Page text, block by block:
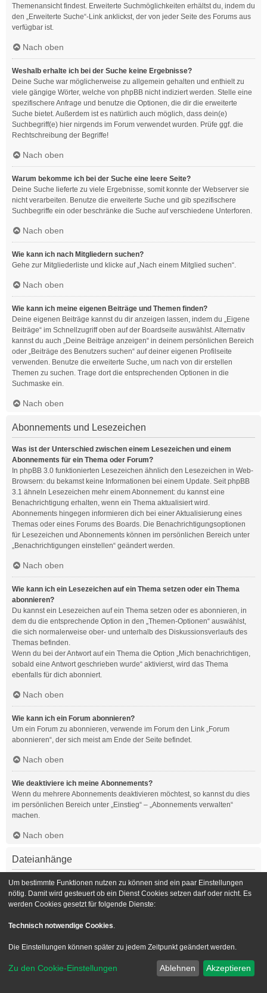
Themenansicht findest. Erweiterte Suchmöglichkeiten erhältst du, indem du
den „Erweiterte Suche“-Link anklickst, der von jeder Seite des Forums aus
verfügbar ist.
Nach oben
Weshalb erhalte ich bei der Suche keine Ergebnisse?
Deine Suche war möglicherweise zu allgemein gehalten und enthielt zu
viele gängige Wörter, welche von phpBB nicht indiziert werden. Stelle eine
spezifischere Anfrage und benutze die Optionen, die dir die erweiterte
Suche bietet. Außerdem ist es natürlich auch möglich, dass dein(e)
Suchbegriff(e) hier nirgends im Forum verwendet wurden. Prüfe ggf. die
Rechtschreibung der Begriffe!
Nach oben
Warum bekomme ich bei der Suche eine leere Seite?
Deine Suche lieferte zu viele Ergebnisse, somit konnte der Webserver sie
nicht verarbeiten. Benutze die erweiterte Suche und gib spezifischere
Suchbegriffe ein oder beschränke die Suche auf verschiedene Unterforen.
Nach oben
Wie kann ich nach Mitgliedern suchen?
Gehe zur Mitgliederliste und klicke auf „Nach einem Mitglied suchen“.
Nach oben
Wie kann ich meine eigenen Beiträge und Themen finden?
Deine eigenen Beiträge kannst du dir anzeigen lassen, indem du „Eigene
Beiträge“ im Schnellzugriff oben auf der Boardseite auswählst. Alternativ
kannst du auch „Deine Beiträge anzeigen“ in deinem persönlichen Bereich
oder „Beiträge des Benutzers suchen“ auf deiner eigenen Profilseite
verwenden. Benutze die erweiterte Suche, um nach von dir erstellen
Themen zu suchen. Trage dort die entsprechenden Optionen in die
Suchmaske ein.
Nach oben
Abonnements und Lesezeichen
Was ist der Unterschied zwischen einem Lesezeichen und einem
Abonnements für ein Thema oder Forum?
In phpBB 3.0 funktionierten Lesezeichen ähnlich den Lesezeichen in Web-
Browsern: du bekamst keine Informationen bei einem Update. Seit phpBB
3.1 ähneln Lesezeichen mehr einem Abonnement: du kannst eine
Benachrichtigung erhalten, wenn ein Thema aktualisiert wird.
Abonnements hingegen informieren dich bei einer Aktualisierung eines
Themas oder eines Forums des Boards. Die Benachrichtigungsoptionen
für Lesezeichen und Abonnements können im persönlichen Bereich unter
„Benachrichtigungen einstellen“ geändert werden.
Nach oben
Wie kann ich ein Lesezeichen auf ein Thema setzen oder ein Thema
abonnieren?
Du kannst ein Lesezeichen auf ein Thema setzen oder es abonnieren, in
dem du die entsprechende Option in den „Themen-Optionen“ auswählst,
die sich normalerweise ober- und unterhalb des Diskussionsverlaufs des
Themas befinden.
Wenn du bei der Antwort auf ein Thema die Option „Mich benachrichtigen,
sobald eine Antwort geschrieben wurde“ aktivierst, wird das Thema
ebenfalls für dich abonniert.
Nach oben
Wie kann ich ein Forum abonnieren?
Um ein Forum zu abonnieren, verwende im Forum den Link „Forum
abonnieren“, der sich meist am Ende der Seite befindet.
Nach oben
Wie deaktiviere ich meine Abonnements?
Wenn du mehrere Abonnements deaktivieren möchtest, so kannst du dies
im persönlichen Bereich unter „Einstieg“ – „Abonnements verwalten“
machen.
Nach oben
Dateianhänge
Welche Dateianhänge sind in diesem Forum zulässig?
Die Board-Administration kann bestimmte Dateitypen zulassen oder
verbieten. Falls du dir nicht sicher bist, welche Dateitypen du anhängen
Administration.
Nach oben
Kann ich eine Übersicht all meiner Dateianhänge erhalten?
Um eine Liste all deiner Dateianhänge zu erhalten, gehe in den
Um bestimmte Funktionen nutzen zu können sind ein paar Einstellungen
nötig. Damit wird gesteuert ob ein Dienst Cookies setzen darf oder nicht. Es
werden Cookies gesetzt für folgende Dienste:
Technisch notwendige Cookies.
Die Einstellungen können später zu jedem Zeitpunkt geändert werden.
Zu den Cookie-Einstellungen Ablehnen Akzeptieren